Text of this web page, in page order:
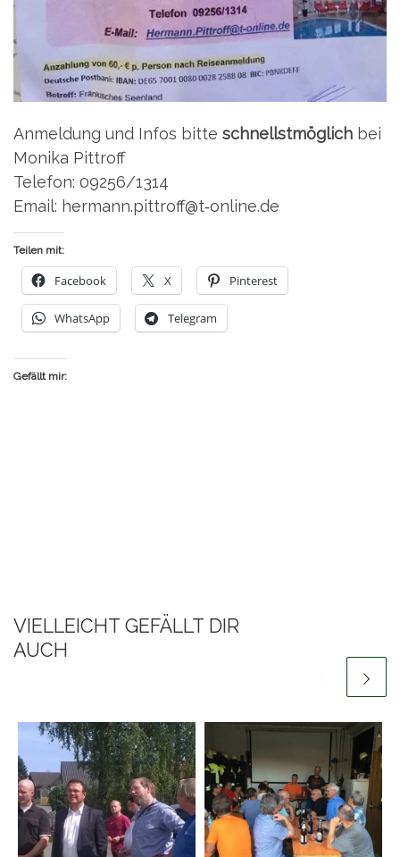
Anmel­dung und Infos bit­te schnellst­mög­lich bei
Moni­ka Pit­troff
Tele­fon: 09256/1314
Email: hermann.pittroff@t‑online.de
Teilen mit:
Face­book X Pin­te­rest
Whats­App Tele­gram
Gefällt mir:
VIELLEICHT GEFÄLLT DIR
AUCH